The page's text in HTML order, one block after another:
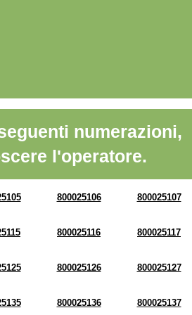
numerazioni,
l'operatore.
800025106 800025107
800025116 800025117
800025126 800025127
800025136 800025137